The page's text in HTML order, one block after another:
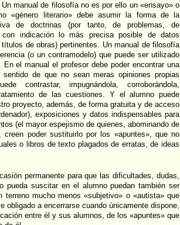
manual de filosofía no es por ello un «ensayo» o
«género literario» debe asumir la forma de la
de doctrinas (por tanto, de problemas, de
indicación lo más precisa posible de datos
de obras) pertinentes. Un manual de filosofía
(o un contramodelo) que puede ser utilizado
el manual el profesor debe poder encontrar una
de que no sean meras opiniones propias
contrastar, impugnándola, corroborándola,
de las cuestiones. Y el alumno puede
proyecto, además, de forma gratuita y de acceso
exposiciones y datos indispensables para
(el mayor espejismo de quienes, abominando de
poder sustituirlo por los «apuntes», que no
o libros de texto plagados de erratas, de ideas
permanente para que las dificultades, dudas,
pueda suscitar en el alumno puedan también ser
terreno mucho menos «subjetivo» o «autista» que
obligado a encerrarse cuando únicamente dispone,
entre él y sus alumnos, de los «apuntes» que